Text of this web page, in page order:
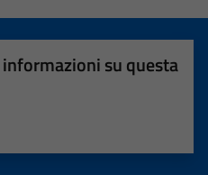
su questa
su 5
5